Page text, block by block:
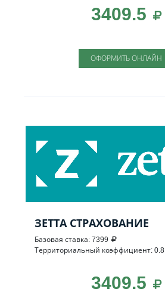
3409.5
ОФОРМИТЬ ОНЛАЙН
ЗЕТТА СТРАХОВАНИЕ
Базовая ставка: 7399
Территориальный коэффициент: 0.8
3409.5